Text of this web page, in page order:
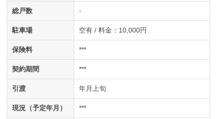
総戸数 -
駐車場 空有 / 料金：10,000円
保険料 ***
契約期間 ***
引渡 年月上旬
現況（予定年月） ***